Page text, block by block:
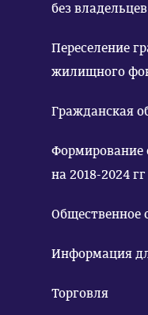
без владельцев
Переселение
жилищного
Гражданская
Формирование современной городской среды
на 2018-2024 гг
Общественное
Информация
Торговля